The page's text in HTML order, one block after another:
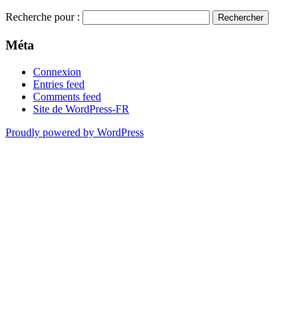
Recherche pour :
Méta
Connexion
Entries feed
Comments feed
Site de WordPress-FR
Proudly powered by WordPress